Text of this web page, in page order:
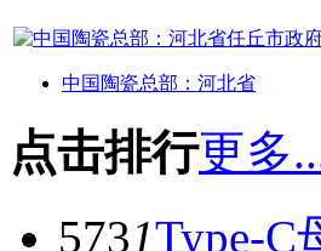
中国陶瓷总部：河北省
点击排行更多
5731Type-C